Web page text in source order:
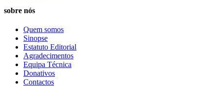
sobre nós
Quem somos
Sinopse
Estatuto Editorial
Agradecimentos
Equipa Técnica
Donativos
Contactos